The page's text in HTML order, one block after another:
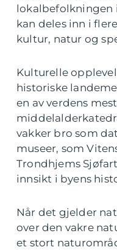
lokalbefolkningen
kan deles inn i
kultur, natur og
Kulturelle
historiske
en av verdens
vakker bro som
museer, som
Trondhjems
innsikt i byens
Når det gjelder
over den vakre
et stort